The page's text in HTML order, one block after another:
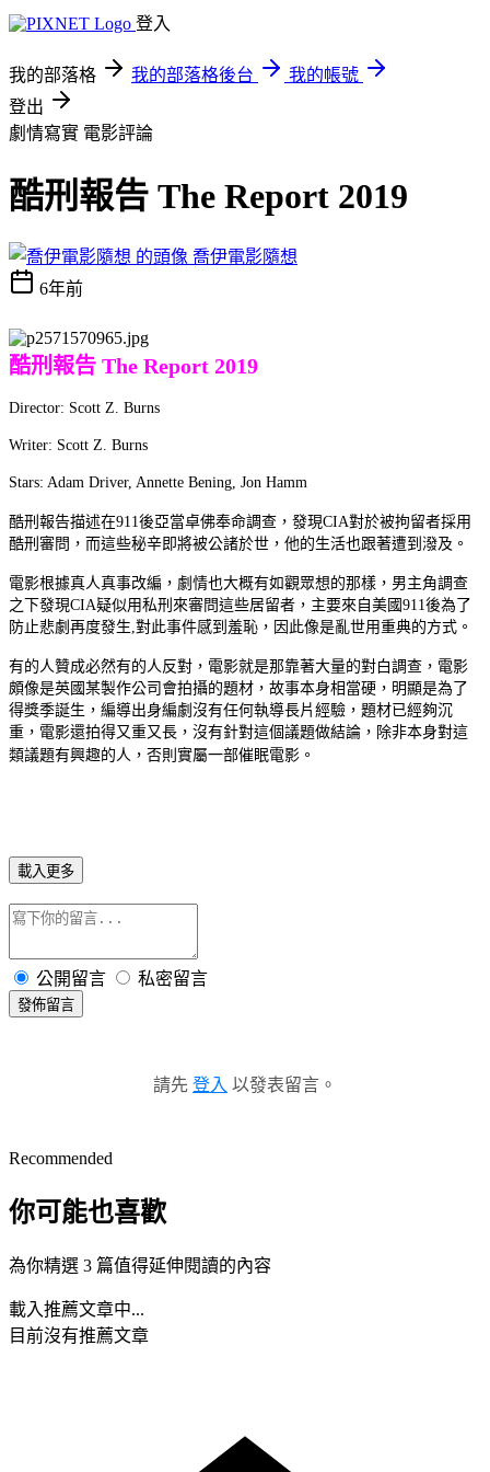
登入
我的部落格 我的部落格後台
我的帳號
登出
劇情寫實 電影評論
酷刑報告 The Report 2019
喬伊電影隨想
6年前
酷刑報告 The Report 2019
Director: Scott Z. Burns
Writer: Scott Z. Burns
Stars: Adam Driver, Annette Bening, Jon Hamm
酷刑報告描述在911後亞當卓佛奉命調查，發現CIA對於被拘留者採用
酷刑審問，而這些秘辛即將被公諸於世，他的生活也跟著遭到潑及。
電影根據真人真事改編，劇情也大概有如觀眾想的那樣，男主角調查
之下發現CIA疑似用私刑來審問這些居留者，主要來自美國911後為了
防止悲劇再度發生,對此事件感到羞恥，因此像是亂世用重典的方式。
有的人贊成必然有的人反對，電影就是那靠著大量的對白調查，電影
頗像是英國某製作公司會拍攝的題材，故事本身相當硬，明顯是為了
得獎季誕生，編導出身編劇沒有任何執導長片經驗，題材已經夠沉
重，電影還拍得又重又長，沒有針對這個議題做結論，除非本身對這
類議題有興趣的人，否則實屬一部催眠電影。
載入更多
公開留言 私密留言
發佈留言
請先 登入 以發表留言。
Recommended
你可能也喜歡
為你精選 3 篇值得延伸閱讀的內容
載入推薦文章中...
目前沒有推薦文章